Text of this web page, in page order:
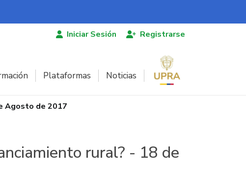
Iniciar Sesión Registrarse
Plataformas Noticias
Agosto de 2017
rural? - 18 de